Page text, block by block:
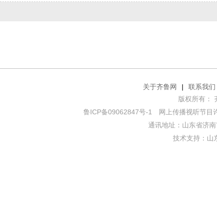
关于齐鲁网 |
联系我们
版权所有：
鲁ICP备09062847号-1
网上传播视听节目
通讯地址：山东省济
技术支持： 山